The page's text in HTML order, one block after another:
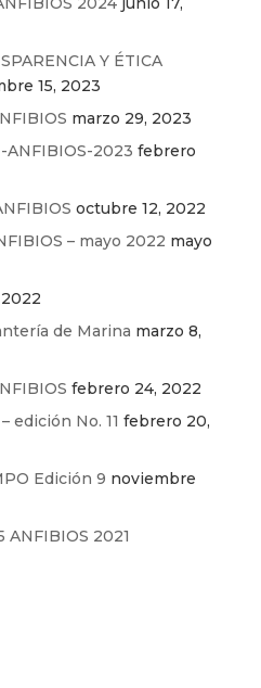
Y ÉTICA
15, 2023
marzo 29, 2023
ANFIBIOS-2023 febrero
octubre 12, 2022
– mayo 2022 mayo
de Marina marzo 8,
febrero 24, 2022
edición No. 11 febrero 20,
Edición 9 noviembre
ANFIBIOS 2021